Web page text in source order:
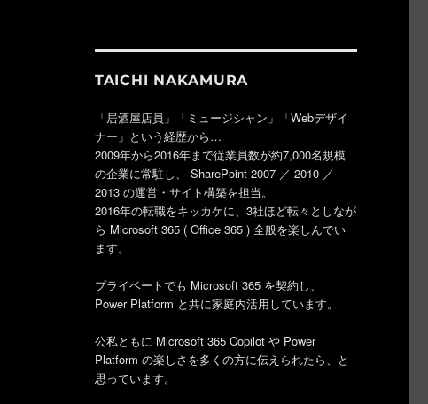
TAICHI NAKAMURA
「居酒屋店員」「ミュージシャン」「Webデザイ
ナー」という経歴から…
2009年から2016年まで従業員数が約7,000名規模
の企業に常駐し、 SharePoint 2007 ／ 2010 ／
2013 の運営・サイト構築を担当。
2016年の転職をキッカケに、3社ほど転々としなが
ら Microsoft 365 ( Office 365 ) 全般を楽しんでい
ます。
プライベートでも Microsoft 365 を契約し、
Power Platform と共に家庭内活用しています。
公私ともに Microsoft 365 Copilot や Power
Platform の楽しさを多くの方に伝えられたら、と
思っています。